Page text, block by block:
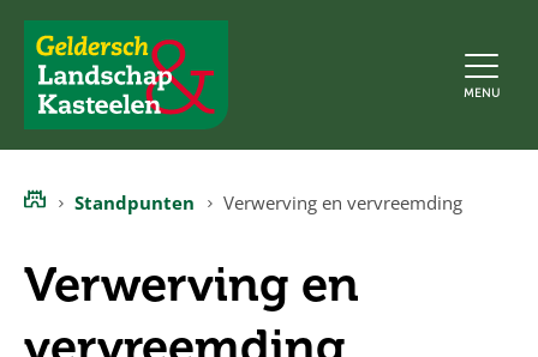
Geldersch
Landschap
en
MENU
Standpunten Verwerving en vervreemding
Verwerving en